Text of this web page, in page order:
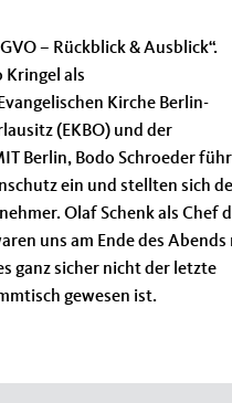
– Rückblick & Ausblick“.
Kringel als
Kirche Berlin-
(EKBO) und der
Berlin, Bodo Schroeder
ein und stellten sich
Olaf Schenk als Chef
uns am Ende des Abends
ganz sicher nicht der letzte
gewesen ist.